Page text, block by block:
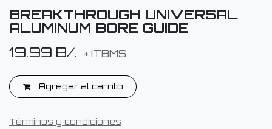
BREAKTHROUGH UNIVERSAL
ALUMINUM BORE GUIDE
19.99 B/. + ITBMS
Agregar al carrito
Términos y condiciones